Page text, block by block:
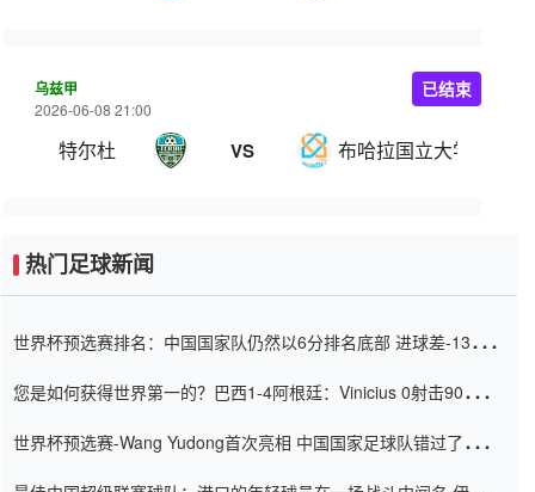
乌兹甲
2026-06-08 21:00
特尔杜 VS 布哈拉国立大学
已结束
热门足球新闻
世界杯预选赛排名：中国国家队仍然以6分排名底部 进球差-13令人
您是如何获得世界第一的？巴西1-4阿根廷：Vinicius 0射击90分钟
世界杯预选赛-Wang Yudong首次亮相 中国国家足球队错过了世界